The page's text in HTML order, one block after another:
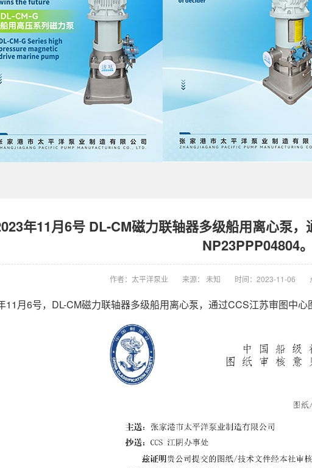
年11月6号 DL-CM磁力联轴器多级船用离心泵
NP23PPP04804
作者：太平洋泵业 来源： 未知 时间：2023-11-06
11月6号，DL-CM磁力联轴器多级船用离心泵，通过CCS江苏审图中